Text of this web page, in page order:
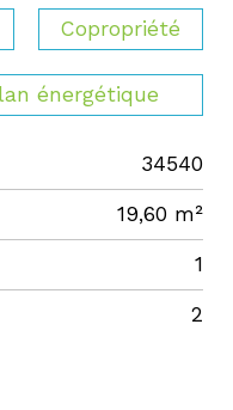
Copropriété
énergétique
34540
19,60 m²
1
2